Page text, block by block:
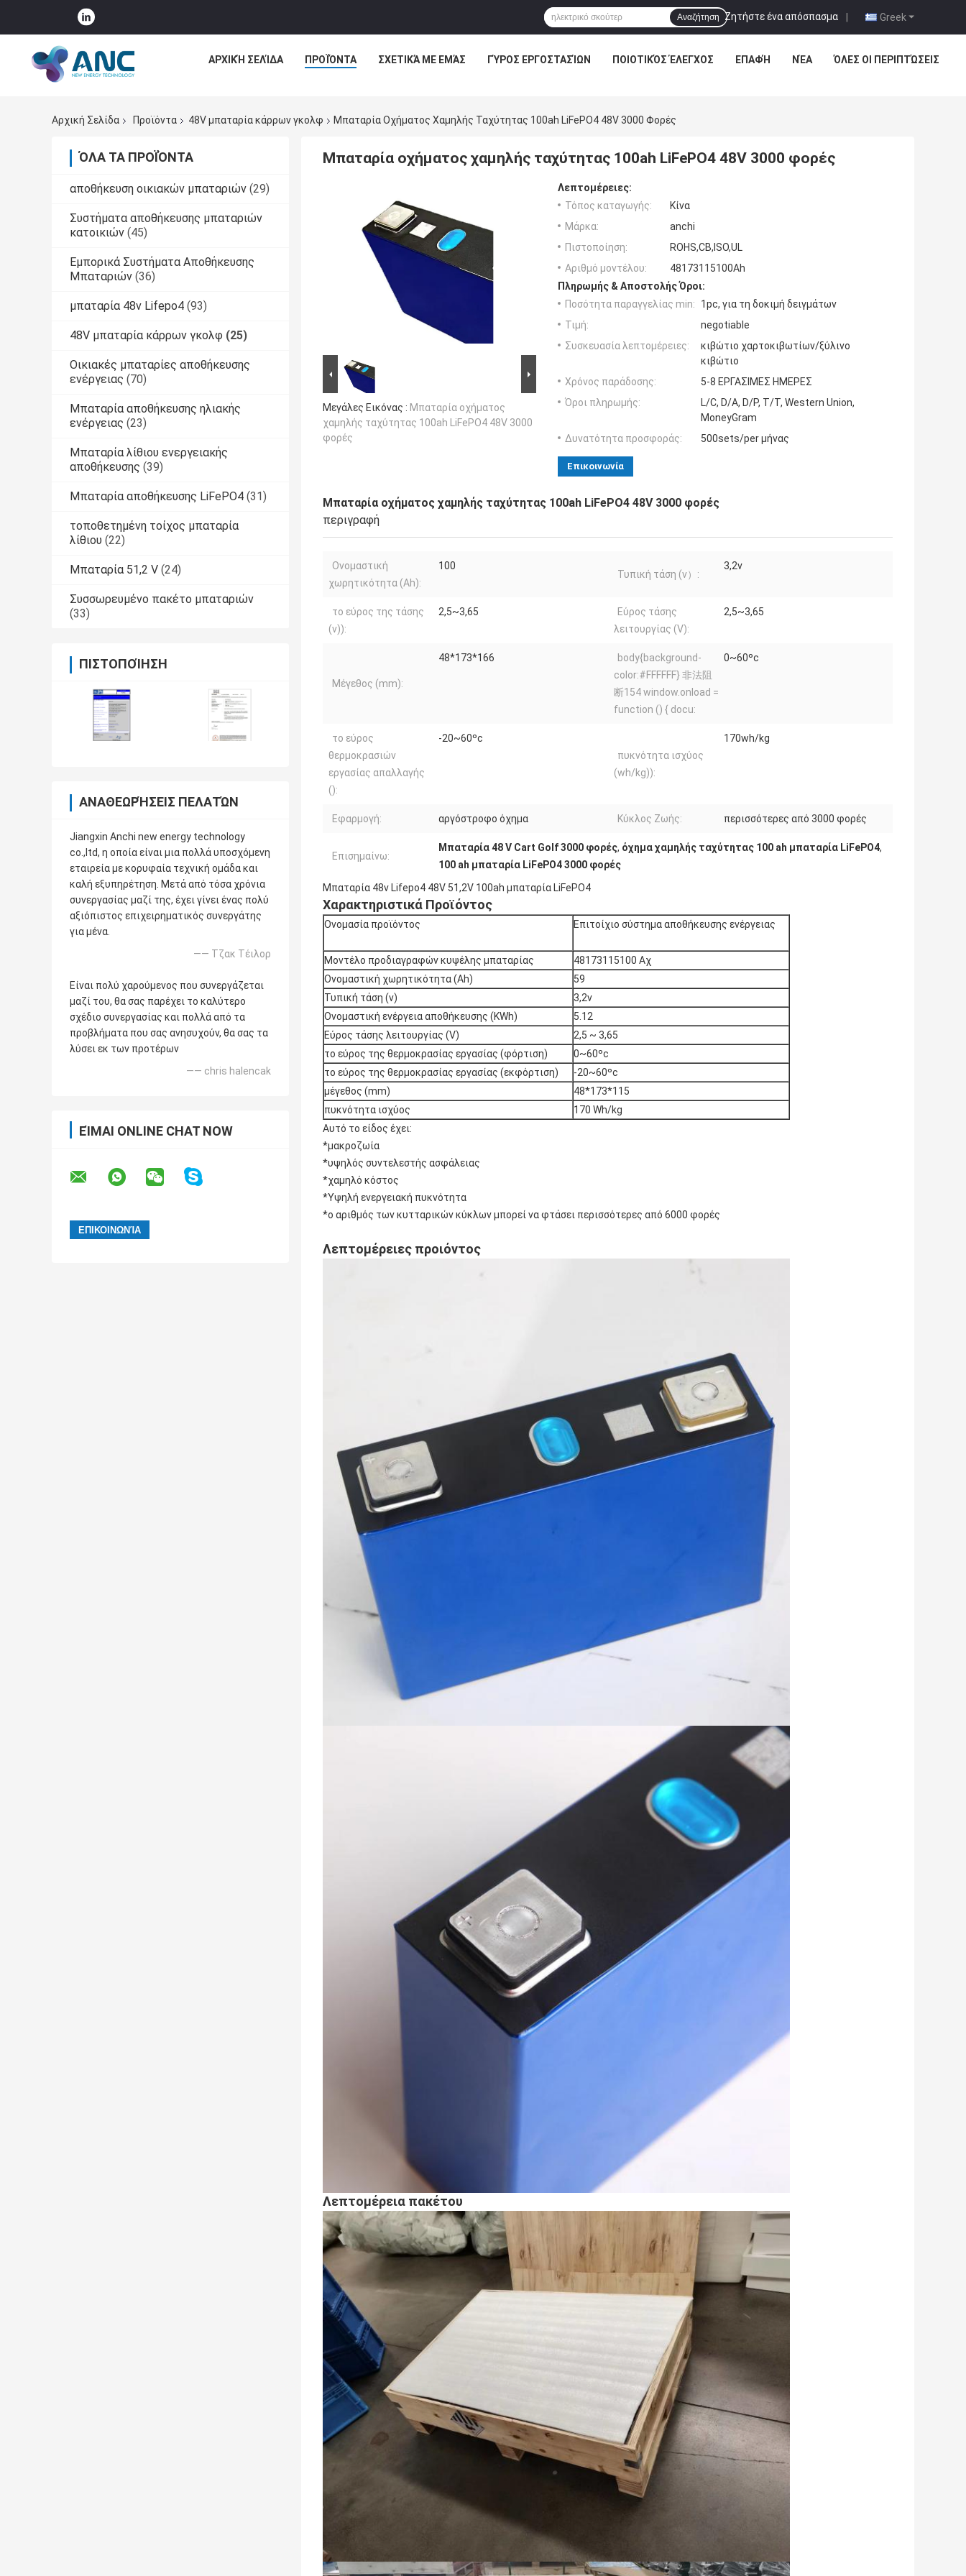
Greek
Ζητήστε ένα απόσπασμα |
Αναζήτηση
ΑΡΧΙΚΉ ΣΕΛΊΔΑ ΠΡΟΪΌΝΤΑ ΣΧΕΤΙΚΆ ΜΕ ΕΜΆΣ ΓΎΡΟΣ ΕΡΓΟΣΤΑΣΊΩΝ ΠΟΙΟΤΙΚΌΣ ΈΛΕΓΧΟΣ ΕΠΑΦΉ ΝΈΑ ΌΛΕΣ ΟΙ ΠΕΡΙΠΤΏΣΕΙΣ
Αρχική Σελίδα Προϊόντα 48V μπαταρία κάρρων γκολφ Μπαταρία Οχήματος Χαμηλής Ταχύτητας 100ah LiFePO4 48V 3000 Φορές
ΌΛΑ ΤΑ ΠΡΟΪΌΝΤΑ
αποθήκευση οικιακών μπαταριών (29)
Συστήματα αποθήκευσης μπαταριών
κατοικιών (45)
Εμπορικά Συστήματα Αποθήκευσης
Μπαταριών (36)
μπαταρία 48v Lifepo4 (93)
48V μπαταρία κάρρων γκολφ (25)
Οικιακές μπαταρίες αποθήκευσης
ενέργειας (70)
Μπαταρία αποθήκευσης ηλιακής
ενέργειας (23)
Μπαταρία λίθιου ενεργειακής
αποθήκευσης (39)
Μπαταρία αποθήκευσης LiFePO4 (31)
τοποθετημένη τοίχος μπαταρία
λίθιου (22)
Μπαταρία 51,2 V (24)
Συσσωρευμένο πακέτο μπαταριών
(33)
ΠΙΣΤΟΠΟΊΗΣΗ
ΑΝΑΘΕΩΡΉΣΕΙΣ ΠΕΛΑΤΏΝ
Jiangxin Anchi new energy technology
co.,ltd, η οποία είναι μια πολλά υποσχόμενη
εταιρεία με κορυφαία τεχνική ομάδα και
καλή εξυπηρέτηση. Μετά από τόσα χρόνια
συνεργασίας μαζί της, έχει γίνει ένας πολύ
αξιόπιστος επιχειρηματικός συνεργάτης
για μένα.
—— Τζακ Τέιλορ
Είναι πολύ χαρούμενος που συνεργάζεται
μαζί του, θα σας παρέχει το καλύτερο
σχέδιο συνεργασίας και πολλά από τα
προβλήματα που σας ανησυχούν, θα σας τα
λύσει εκ των προτέρων
—— chris halencak
ΕΊΜΑΙ ONLINE CHAT NOW
Μπαταρία οχήματος χαμηλής ταχύτητας 100ah LiFePO4 48V 3000 φορές
Μεγάλες Εικόνας : Μπαταρία οχήματος
χαμηλής ταχύτητας 100ah LiFePO4 48V 3000
φορές
Λεπτομέρειες:
Τόπος καταγωγής:
Κίνα
Μάρκα:
anchi
Πιστοποίηση:
ROHS,CB,ISO,UL
Αριθμό μοντέλου:
48173115100Ah
Πληρωμής & Αποστολής Όροι:
Ποσότητα παραγγελίας min:
1pc, για τη δοκιμή δειγμάτων
Τιμή:
negotiable
Συσκευασία λεπτομέρειες:
κιβώτιο χαρτοκιβωτίων/ξύλινο
κιβώτιο
Χρόνος παράδοσης:
5-8 ΕΡΓΑΣΙΜΕΣ ΗΜΕΡΕΣ
Όροι πληρωμής:
L/C, D/A, D/P, T/T, Western Union,
MoneyGram
Δυνατότητα προσφοράς:
500sets/per μήνας
Επικοινωνία
Μπαταρία οχήματος χαμηλής ταχύτητας 100ah LiFePO4 48V 3000 φορές
περιγραφή
Ονομαστική
χωρητικότητα (Ah):
100
Τυπική τάση (v）:
3,2v
το εύρος της τάσης
(v)):
2,5~3,65
Εύρος τάσης
λειτουργίας (V):
2,5~3,65
Μέγεθος (mm):
48*173*166
body{background-
color:#FFFFFF} 非法阻
断154 window.onload =
function () { docu:
0~60ºc
το εύρος
θερμοκρασιών
εργασίας απαλλαγής
():
-20~60ºc
πυκνότητα ισχύος
(wh/kg)):
170wh/kg
Εφαρμογή: αργόστροφο όχημα Κύκλος Ζωής: περισσότερες από 3000 φορές
Επισημαίνω:
Μπαταρία 48 V Cart Golf 3000 φορές, όχημα χαμηλής ταχύτητας 100 ah μπαταρία LiFePO4,
100 ah μπαταρία LiFePO4 3000 φορές
Μπαταρία 48v Lifepo4 48V 51,2V 100ah μπαταρία LiFePO4
Χαρακτηριστικά Προϊόντος
Ονομασία προϊόντος Επιτοίχιο σύστημα αποθήκευσης ενέργειας
Μοντέλο προδιαγραφών κυψέλης μπαταρίας
48173115100 Αχ
Ονομαστική χωρητικότητα (Ah)
59
Τυπική τάση (v)
3,2v
Ονομαστική ενέργεια αποθήκευσης (KWh)
5.12
Εύρος τάσης λειτουργίας (V)
2,5 ~ 3,65
το εύρος της θερμοκρασίας εργασίας (φόρτιση)
0~60ºc
το εύρος της θερμοκρασίας εργασίας (εκφόρτιση)
-20~60ºc
μέγεθος (mm)
48*173*115
πυκνότητα ισχύος
170 Wh/kg
Αυτό το είδος έχει:
*μακροζωία
*υψηλός συντελεστής ασφάλειας
*χαμηλό κόστος
*Υψηλή ενεργειακή πυκνότητα
*ο αριθμός των κυτταρικών κύκλων μπορεί να φτάσει περισσότερες από 6000 φορές
Λεπτομέρειες προιόντος
Λεπτομέρεια πακέτου